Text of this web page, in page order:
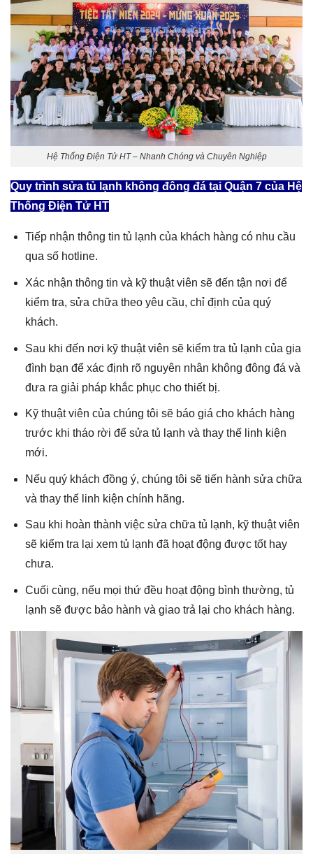
Hệ Thống Điện Tử HT – Nhanh Chóng và Chuyên Nghiệp
Quy trình sửa tủ lạnh không đông đá tại Quận 7 của Hệ
Thống Điện Tử HT
Tiếp nhận thông tin tủ lạnh của khách hàng có nhu cầu
qua số hotline.
Xác nhận thông tin và kỹ thuật viên sẽ đến tận nơi để
kiểm tra, sửa chữa theo yêu cầu, chỉ định của quý
khách.
Sau khi đến nơi kỹ thuật viên sẽ kiểm tra tủ lạnh của gia
đình bạn để xác định rõ nguyên nhân không đông đá và
đưa ra giải pháp khắc phục cho thiết bị.
Kỹ thuật viên của chúng tôi sẽ báo giá cho khách hàng
trước khi tháo rời để sửa tủ lạnh và thay thế linh kiện
mới.
Nếu quý khách đồng ý, chúng tôi sẽ tiến hành sửa chữa
và thay thế linh kiện chính hãng.
Sau khi hoàn thành việc sửa chữa tủ lạnh, kỹ thuật viên
sẽ kiểm tra lại xem tủ lạnh đã hoạt động được tốt hay
chưa.
Cuối cùng, nếu mọi thứ đều hoạt động bình thường, tủ
lạnh sẽ được bảo hành và giao trả lại cho khách hàng.